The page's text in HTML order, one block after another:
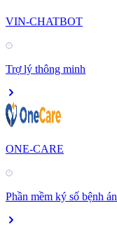
VIN-CHATBOT
Trợ lý thông minh
ONE-CARE
Phần mềm ký số bệnh án